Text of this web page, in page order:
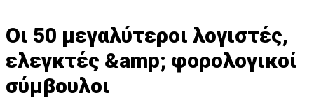
Οι 50 μεγαλύτεροι λογιστές,
ελεγκτές &amp; φορολογικοί
σύμβουλoι